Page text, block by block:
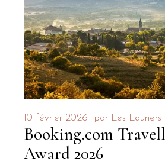
10 février 2026 par Les Lauriers
Booking.com
Award 2026